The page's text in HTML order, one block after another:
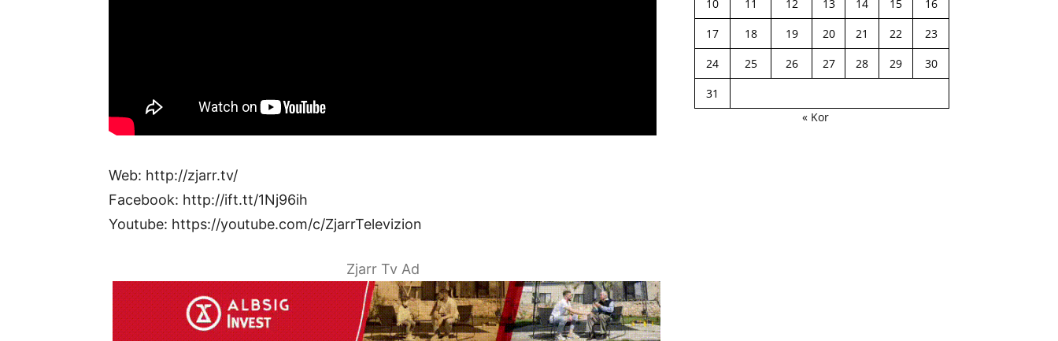
Web: http://zjarr.tv/
Facebook: http://ift.tt/1Nj96ih
Youtube: https://youtube.com/c/ZjarrTelevizion
Zjarr Tv Ad
10 11 12 13 14 15
16
17
18 19 20 21 22
23
24
25 26 27 28 29
30
31
« Kor